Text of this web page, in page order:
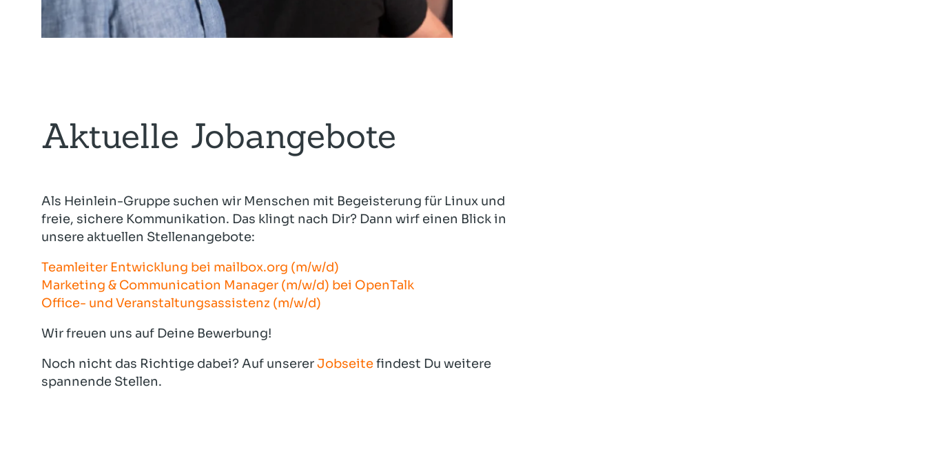
Aktuelle Jobangebote
Als Heinlein-Gruppe suchen wir Menschen mit Begeisterung für Linux und
freie, sichere Kommunikation. Das klingt nach Dir? Dann wirf einen Blick in
unsere aktuellen Stellenangebote:
Teamleiter Entwicklung bei mailbox.org (m/w/d)
Marketing & Communication Manager (m/w/d) bei OpenTalk
Office- und Veranstaltungsassistenz (m/w/d)
Wir freuen uns auf Deine Bewerbung!
Noch nicht das Richtige dabei? Auf unsererJobseitefindest Du weitere
spannende Stellen.